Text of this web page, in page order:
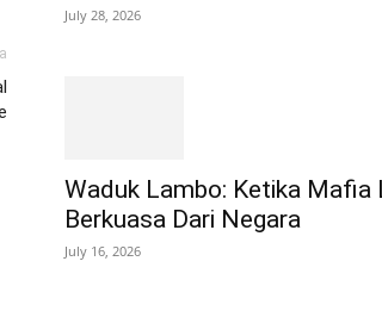
July 28, 2026
Waduk Lambo: Ketika Mafia
Berkuasa Dari Negara
July 16, 2026